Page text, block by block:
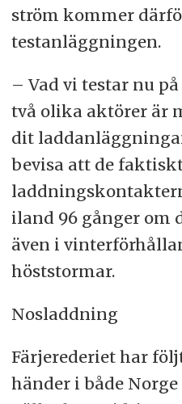
ström kommer
testanläggningen.
– Vad vi testar nu
två olika aktörer är
dit
bevisa att de
iland 96 gånger om
även i
höststormar.
Nosladdning
Färjerederiet har
händer i både